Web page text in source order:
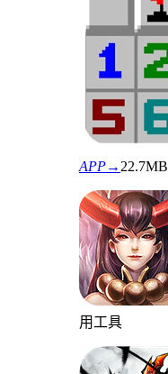
APP→ 22.7MB
用工具